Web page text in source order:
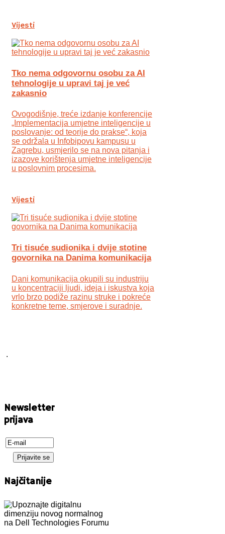
Vijesti
Tko nema odgovornu osobu za AI
tehnologije u upravi taj je već
zakasnio
Ovogodišnje, treće izdanje konferencije
„Implementacija umjetne inteligencije u
poslovanje: od teorije do prakse“, koja
se održala u Infobipovu kampusu u
Zagrebu, usmjerilo se na nova pitanja i
izazove korištenja umjetne inteligencije
u poslovnim procesima.
Vijesti
Tri tisuće sudionika i dvije stotine
govornika na Danima komunikacija
Dani komunikacija okupili su industriju
u koncentraciji ljudi, ideja i iskustva koja
vrlo brzo podiže razinu struke i pokreće
konkretne teme, smjerove i suradnje.
.
Newsletter
prijava
Najčitanije